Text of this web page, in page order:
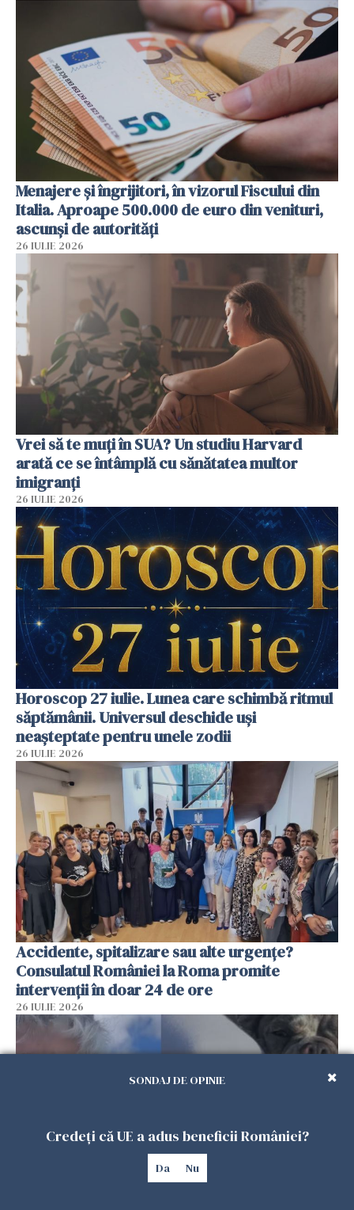
Menajere și îngrijitori, în vizorul Fiscului din
Italia. Aproape 500.000 de euro din venituri,
ascunși de autorități
26 IULIE 2026
Vrei să te muți în SUA? Un studiu Harvard
arată ce se întâmplă cu sănătatea multor
imigranți
26 IULIE 2026
Horoscop 27 iulie. Lunea care schimbă ritmul
săptămânii. Universul deschide uși
neașteptate pentru unele zodii
26 IULIE 2026
Accidente, spitalizare sau alte urgențe?
Consulatul României la Roma promite
intervenții în doar 24 de ore
26 IULIE 2026
SONDAJ DE OPINIE
Credeți că UE a adus beneficii României?
Da Nu